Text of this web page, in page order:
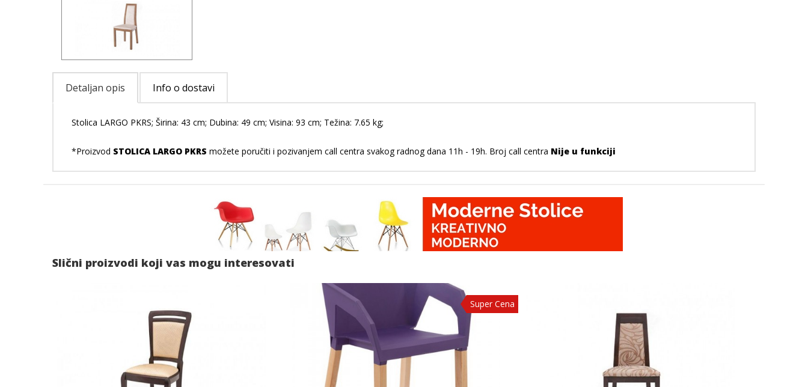
Detaljan opis Info o dostavi
Stolica LARGO PKRS; Širina: 43 cm; Dubina: 49 cm; Visina: 93 cm; Težina: 7.65 kg;
*Proizvod STOLICA LARGO PKRS možete poručiti i pozivanjem call centra svakog radnog dana 11h - 19h. Broj call centra Nije u funkciji
Slični proizvodi koji vas mogu interesovati
Super Cena